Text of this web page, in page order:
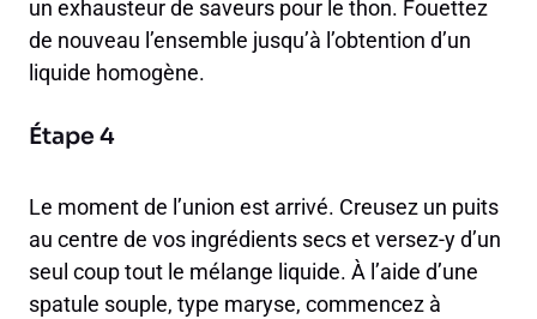
un exhausteur de saveurs pour le thon. Fouettez
de nouveau l’ensemble jusqu’à l’obtention d’un
liquide homogène.
Étape 4
Le moment de l’union est arrivé. Creusez un puits
au centre de vos ingrédients secs et versez-y d’un
seul coup tout le mélange liquide. À l’aide d’une
spatule souple, type maryse, commencez à